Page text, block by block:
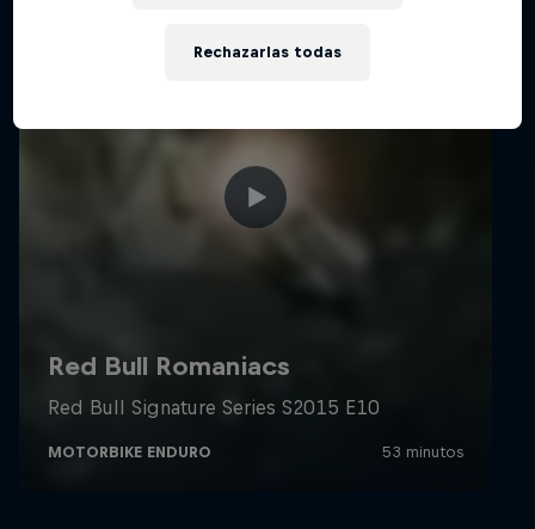
Rechazarlas todas